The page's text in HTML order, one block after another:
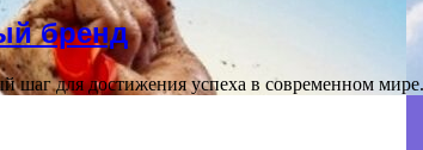
бренд
шаг для достижения успеха в современном